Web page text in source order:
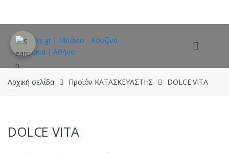
navigation
content
Αρχική σελίδα Προϊόν ΚΑΤΑΣΚΕΥΑΣΤΗΣ DOLCE VITA
DOLCE VITA